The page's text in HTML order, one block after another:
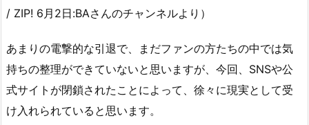
/ ZIP! 6月2日:BAさんのチャンネルより）
あまりの電撃的な引退で、まだファンの方たちの中では気
持ちの整理ができていないと思いますが、今回、SNSや公
式サイトが閉鎖されたことによって、徐々に現実として受
け入れられていると思います。